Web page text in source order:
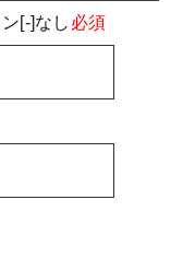
[-]なし 必須